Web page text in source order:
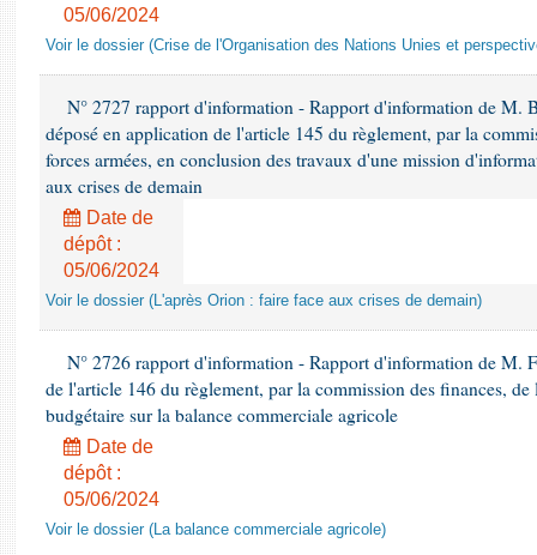
05/06/2024
Voir le dossier (Crise de l'Organisation des Nations Unies et
N° 2727 rapport d'information - Rapport d'information de M.
déposé en application de l'article 145 du règlement, par la
forces armées, en conclusion des travaux d'une mission
aux crises de demain
Date de
dépôt :
05/06/2024
Voir le dossier (L'après Orion : faire face aux crises de demain)
N° 2726 rapport d'information - Rapport d'information de M.
de l'article 146 du règlement, par la commission des finances,
budgétaire sur la balance commerciale agricole
Date de
dépôt :
05/06/2024
Voir le dossier (La balance commerciale agricole)